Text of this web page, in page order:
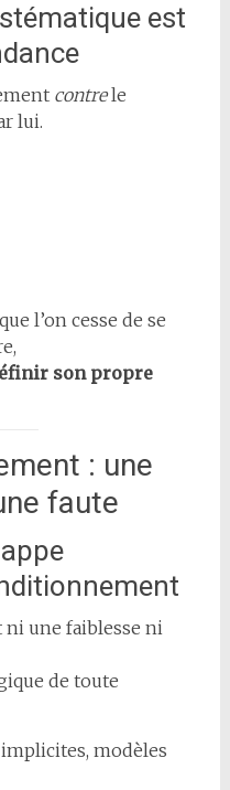
est
contrele
lui.
l’on cesse de se
son propre
: une
faute
ni une faiblesse ni
de toute
modèles